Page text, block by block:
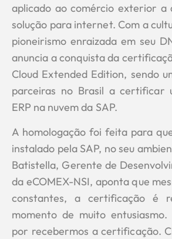
aplicado ao comércio exterior a
solução para internet. Com a
pioneirismo enraizada em seu
anuncia a conquista da
Cloud Extended Edition, sendo
parceiras no Brasil a certificar
ERP na nuvem da SAP.
A homologação foi feita para
instalado pela SAP, no seu
Batistella, Gerente de
da eCOMEX-NSI, aponta que
constantes, a certificação é
momento de muito entusiasmo.
por recebermos a certificação.